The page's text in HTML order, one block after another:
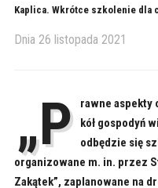
Kaplica. Wkrótce szkolenie dla
Dnia 26 listopada 2021
„P
rawne aspekty
kół gospodyń
odbędzie się
organizowane m. in. przez
Zakątek”, zaplanowane na